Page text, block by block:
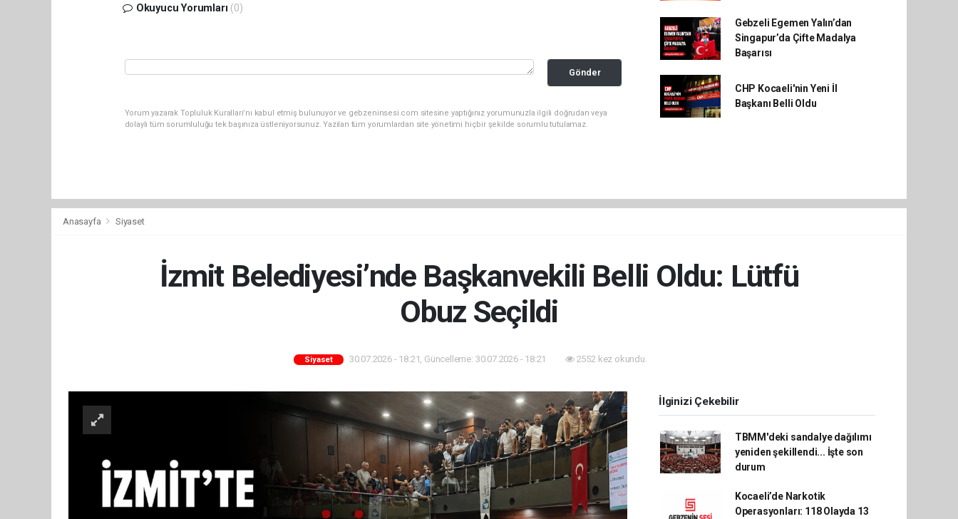
Okuyucu Yorumları (0)
Gönder
Yorum yazarak Topluluk Kuralları’nı kabul etmiş bulunuyor ve gebzeninsesi.com sitesine yaptığınız yorumunuzla ilgili doğrudan veya
dolaylı tüm sorumluluğu tek başınıza üstleniyorsunuz. Yazılan tüm yorumlardan site yönetimi hiçbir şekilde sorumlu tutulamaz.
Gebzeli Egemen Yalın’dan
Singapur’da Çifte Madalya
Başarısı
CHP Kocaeli'nin Yeni İl
Başkanı Belli Oldu
Anasayfa Siyaset
İzmit Belediyesi’nde Başkanvekili Belli Oldu: Lütfü
Obuz Seçildi
Siyaset 30.07.2026 - 18:21, Güncelleme: 30.07.2026 - 18:21 2552 kez okundu.
İlginizi Çekebilir
TBMM'deki sandalye dağılımı
yeniden şekillendi... İşte son
durum
Kocaeli’de Narkotik
Operasyonları: 118 Olayda 13